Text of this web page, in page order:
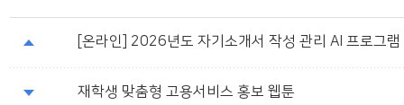
[온라인] 2026년도 자기소개서 작성 관리 AI 프로그램
재학생 맞춤형 고용서비스 홍보 웹툰